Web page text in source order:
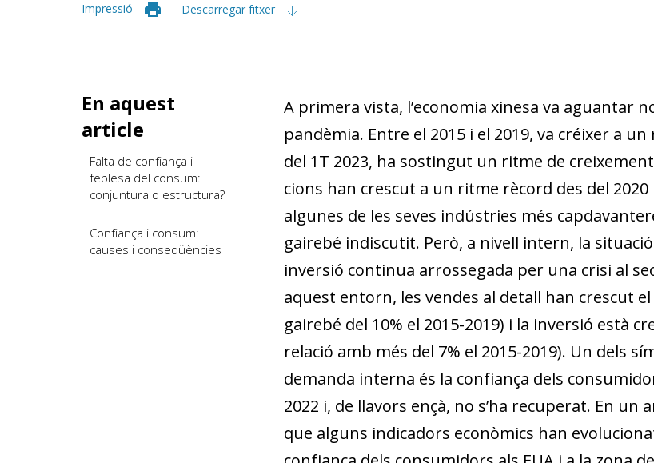
Impressió Descarregar fitxer
En aquest
article
Falta de confiança i
feblesa del consum:
conjuntura o estructura?
Confiança i consum:
causes i conseqüències
A primera vista, l’economia xinesa va aguantar
pandèmia. Entre el 2015 i el 2019, va créixer a
del 1T 2023, ha sostingut un ritme de
cions han crescut a un ritme rècord des del
algunes de les seves indústries més
gairebé indiscutit. Però, a nivell intern, la
inversió continua arrossegada per una crisi al
aquest entorn, les vendes al detall han crescut
gairebé del 10% el 2015-2019) i la inversió està
relació amb més del 7% el 2015-2019). Un dels
demanda interna és la con­­fiança dels
2022 i, de llavors ençà, no s’ha recuperat. En
que alguns indicadors econòmics han